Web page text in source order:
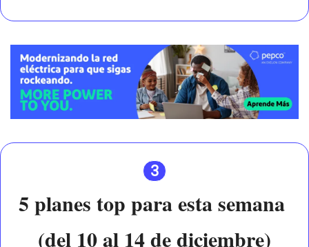
3
5 planes top para esta semana
(del 10 al 14 de diciembre)